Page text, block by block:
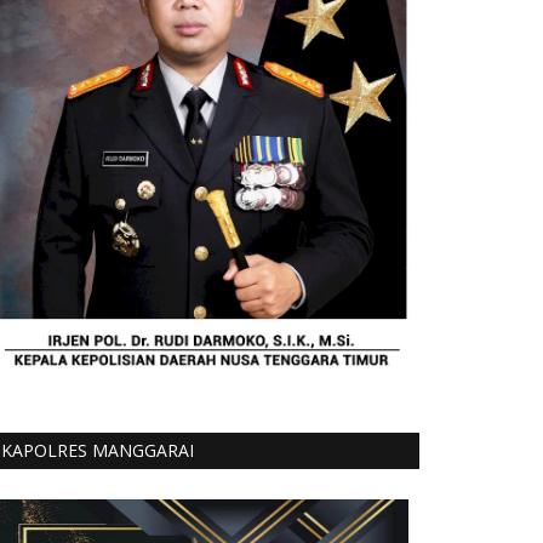
KAPOLRES MANGGARAI